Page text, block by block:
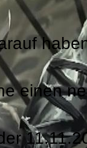
einen